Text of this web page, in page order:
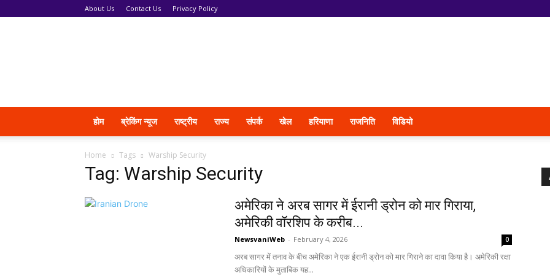
About Us Contact Us Privacy Policy
होम ब्रेकिंग न्यूज राष्ट्रीय राज्य संपर्क खेल हरियाणा राजनिति विडियो
Home Tags Warship Security
Tag: Warship Security
अमेरिका ने अरब सागर में ईरानी ड्रोन को मार गिराया,
अमेरिकी वॉरशिप के करीब...
NewsvaniWeb - February 4, 2026 0
अरब सागर में तनाव के बीच अमेरिका ने एक ईरानी ड्रोन को मार गिराने का दावा किया है। अमेरिकी रक्षा
अधिकारियों के मुताबिक यह...